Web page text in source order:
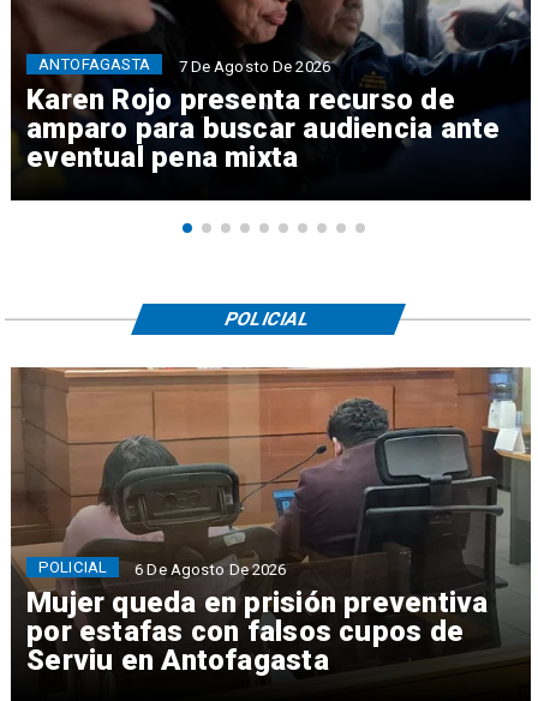
Karen Rojo presenta recurso de
amparo para buscar audiencia ante
eventual pena mixta
ANTOFAGASTA 7 De Agosto De 2026
Mujer queda en prisión preventiva
por estafas con falsos cupos de
Serviu en Antofagasta
POLICIAL 6 De Agosto De 2026
POLICIAL